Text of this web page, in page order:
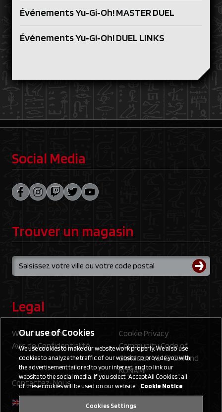
Événements Yu‑Gi‑Oh! MASTER DUEL
Événements Yu‑Gi‑Oh! DUEL LINKS
Social Media
Trouver un magasin
Legal
Website Terms
Cookie Privacy
Avis de Confidentialité
Community Code of
Conduct: Yu‑Gi‑Oh! and
KONAMI
Contactez-Nous
Our use of Cookies
We use cookies to make our website work properly. We also use
cookies to analyze the traffic of our website, to provide you with
the advertisement tailored to your interest, and to link our
website to the social media. If you select “Accept All Cookies”, all
of these cookies will be used on our website. Cookie Notice
Cookies Settings